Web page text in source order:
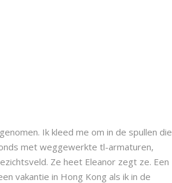
Ik kleed me om in de spullen die
met weggewerkte tl-armaturen,
Ze heet Eleanor zegt ze. Een
vakantie in Hong Kong als ik in de